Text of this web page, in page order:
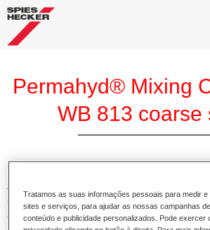
Permahyd® Mixing
WB 813 coarse
A Base Permahyd 280 Perlado é
com Permahyd Base Bicamada
de base bicamada aquosa de alta
Tratamos as suas informações pessoais para medir
sites e serviços, para ajudar as nossas campanhas
conteúdo e publicidade personalizados. Pode exercer